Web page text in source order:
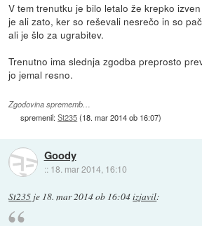
V tem trenutku je bilo letalo že krepko
je ali zato, ker so reševali nesrečo in so
ali je šlo za ugrabitev.
Trenutno ima slednja zgodba preprosto
jo jemal resno.
Zgodovina sprememb…
spremenil:St235(18. mar 2014 ob 16:07)
Goody
:: 18. mar 2014, 16:10
St235 je 18. mar 2014 ob 16:04izjavil: